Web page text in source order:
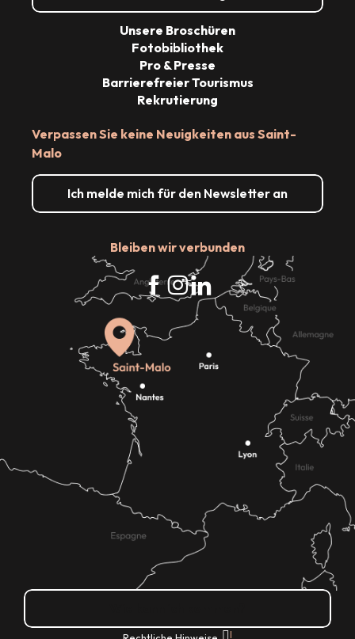
Verpassen Sie keine Neuigkeiten aus Saint-
Malo
Ich melde mich für den Newsletter an
Bleiben wir verbunden
Unsere Broschüren
Fotobibliothek
Pro & Presse
Barrierefreier Tourismus
Rekrutierung
|